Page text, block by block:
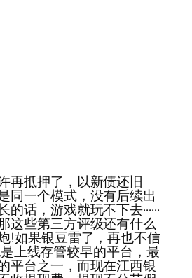
再抵押了，以新债还旧
同一个模式，没有后续出
话，游戏就玩不下去······
这些第三方评级还有什么
!如果银豆雷了，再也不信
是上线存管较早的平台，最
平台之一，而现在江西银